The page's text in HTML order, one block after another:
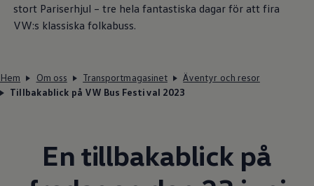
stort Pariserhjul – tre hela fantastiska dagar för att fira
VW:s klassiska folkabuss.
Hem Om oss Transportmagasinet
Äventyr och resor
Tillbakablick på VW Bus Festival 2023
En tillbakablick på